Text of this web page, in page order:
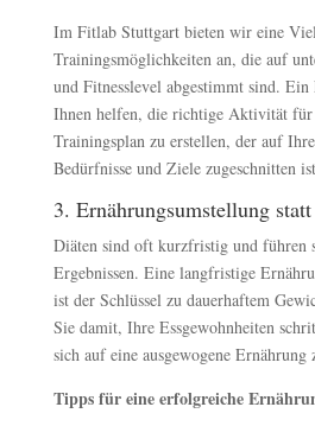
Im Fitlab Stuttgart bieten wir eine
Trainingsmöglichkeiten an, die auf
und Fitnesslevel abgestimmt sind. Ein
Ihnen helfen, die richtige Aktivität für
Trainingsplan zu erstellen, der auf
Bedürfnisse und Ziele zugeschnitten
3. Ernährungsumstellung
Diäten sind oft kurzfristig und führen
Ergebnissen. Eine langfristige
ist der Schlüssel zu dauerhaftem
Sie damit, Ihre Essgewohnheiten
sich auf eine ausgewogene Ernährung
Tipps für eine erfolgreiche